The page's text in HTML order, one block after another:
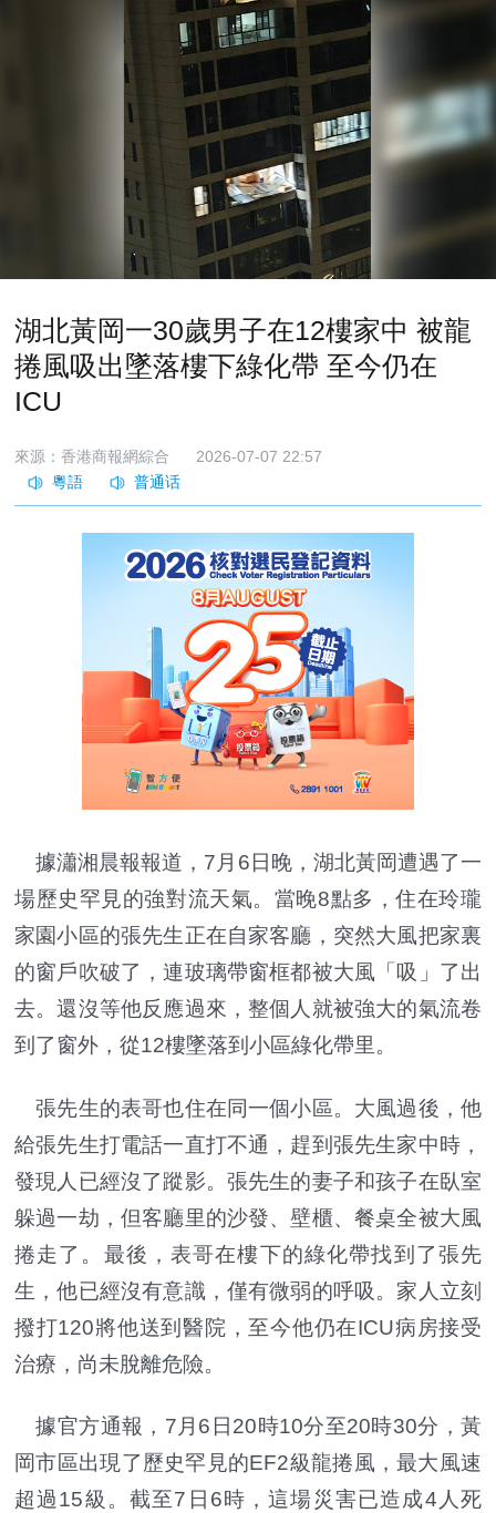
湖北黃岡一30歲男子在12樓家中 被龍
捲風吸出墜落樓下綠化帶 至今仍在
ICU
來源：香港商報網綜合 2026-07-07 22:57
據瀟湘晨報報道，7月6日晚，湖北黃岡遭遇了一
場歷史罕見的強對流天氣。當晚8點多，住在玲瓏
家園小區的張先生正在自家客廳，突然大風把家裏
的窗戶吹破了，連玻璃帶窗框都被大風「吸」了出
去。還沒等他反應過來，整個人就被強大的氣流卷
到了窗外，從12樓墜落到小區綠化帶里。
張先生的表哥也住在同一個小區。大風過後，他
給張先生打電話一直打不通，趕到張先生家中時，
發現人已經沒了蹤影。張先生的妻子和孩子在臥室
躲過一劫，但客廳里的沙發、壁櫃、餐桌全被大風
捲走了。最後，表哥在樓下的綠化帶找到了張先
生，他已經沒有意識，僅有微弱的呼吸。家人立刻
撥打120將他送到醫院，至今他仍在ICU病房接受
治療，尚未脫離危險。
據官方通報，7月6日20時10分至20時30分，黃
岡市區出現了歷史罕見的EF2級龍捲風，最大風速
超過15級。截至7日6時，這場災害已造成4人死